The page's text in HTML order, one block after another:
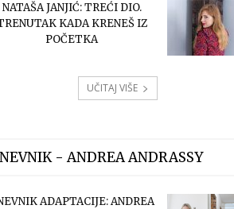
NATAŠA JANJIĆ: TREĆI DIO.
KADA KRENEŠ IZ
POČETKA
UČITAJ VIŠE
- ANDREA ANDRASSY
ADAPTACIJE: ANDREA